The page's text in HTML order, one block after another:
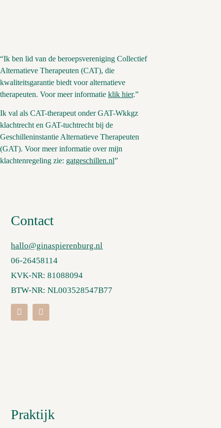
“Ik ben lid van de beroepsvereniging Collectief
Alternatieve Therapeuten (CAT), die
kwaliteitsgarantie biedt voor alternatieve
therapeuten. Voor meer informatie klik hier.”
Ik val als CAT-therapeut onder GAT-Wkkgz
klachtrecht en GAT-tuchtrecht bij de
Geschilleninstantie Alternatieve Therapeuten
(GAT). Voor meer informatie over mijn
klachtenregeling zie: gatgeschillen.nl”
Contact
hallo@ginaspierenburg.nl
06-26458114
KVK-NR: 81088094
BTW-NR: NL003528547B77
Praktijk